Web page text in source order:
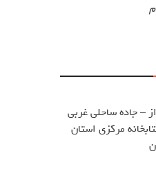
– جاده ساحلی غربی
مرکزی استان